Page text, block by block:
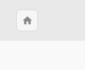
home